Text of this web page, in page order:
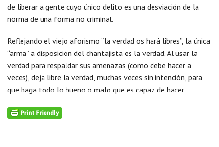
de liberar a gente cuyo único delito es una desviación de la
norma de una forma no criminal.
Reflejando el viejo aforismo “la verdad os hará libres”, la única
“arma” a disposición del chantajista es la verdad. Al usar la
verdad para respaldar sus amenazas (como debe hacer a
veces), deja libre la verdad, muchas veces sin intención, para
que haga todo lo bueno o malo que es capaz de hacer.